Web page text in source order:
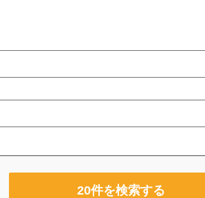
20件を検索する